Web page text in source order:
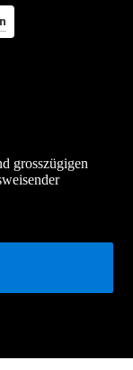
grosszügigen